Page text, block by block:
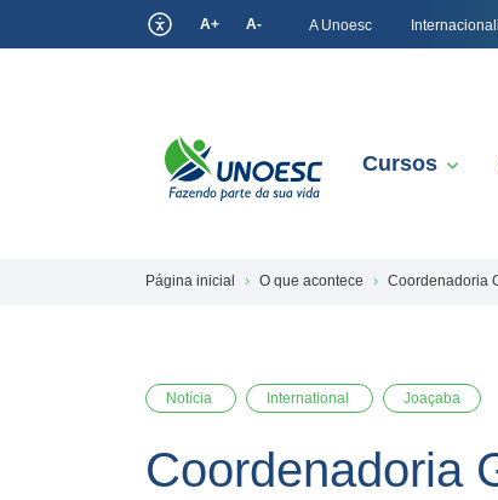
A+ A- A Unoesc
Cursos
Página inicial O que acontece Coordenadoria
Notícia International Joaçaba
Coordenadoria